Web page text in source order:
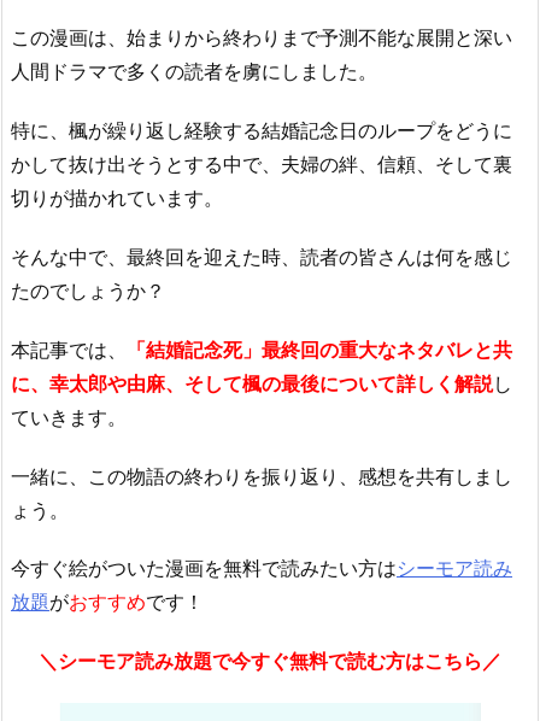
この漫画は、始まりから終わりまで予測不能な展開と深い
人間ドラマで多くの読者を虜にしました。
特に、楓が繰り返し経験する結婚記念日のループをどうに
かして抜け出そうとする中で、夫婦の絆、信頼、そして裏
切りが描かれています。
そんな中で、最終回を迎えた時、読者の皆さんは何を感じ
たのでしょうか？
本記事では、
「結婚記念死」最終回の重大なネタバレと共
に、幸太郎や由麻、そして楓の最後について詳しく解説し
ていきます。
一緒に、この物語の終わりを振り返り、感想を共有しまし
ょう。
今すぐ絵がついた漫画を無料で読みたい方はシーモア読み
放題がおすすめです！
＼シーモア読み放題で今すぐ無料で読む方はこちら／